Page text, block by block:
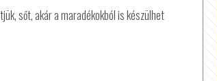
sőt, akár a maradékokból is készülhet